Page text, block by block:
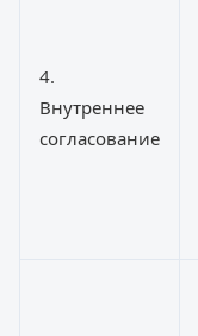
4.
Внутреннее
согласование